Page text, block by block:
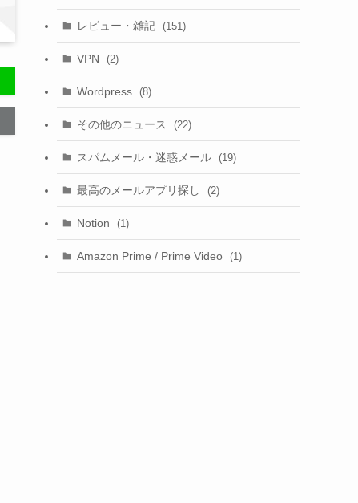
レビュー・雑記 (151)
VPN (2)
Wordpress (8)
その他のニュース (22)
スパムメール・迷惑メール (19)
最高のメールアプリ探し (2)
Notion (1)
Amazon Prime / Prime Video (1)